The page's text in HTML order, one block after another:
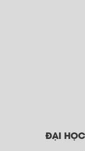
ĐẠI